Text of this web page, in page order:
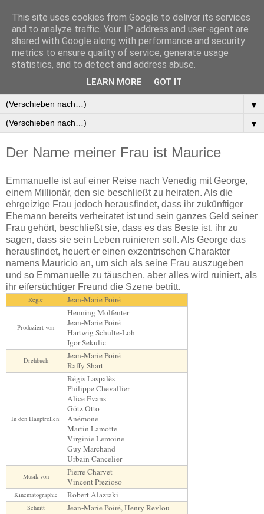
▼
▼
Der Name meiner Frau ist Maurice
Emmanuelle ist auf einer Reise nach Venedig mit George,
einem Millionär, den sie beschließt zu heiraten. Als die
ehrgeizige Frau jedoch herausfindet, dass ihr zukünftiger
Ehemann bereits verheiratet ist und sein ganzes Geld seiner
Frau gehört, beschließt sie, dass es das Beste ist, ihr zu
sagen, dass sie sein Leben ruinieren soll. Als George das
herausfindet, heuert er einen exzentrischen Charakter
namens Mauricio an, um sich als seine Frau auszugeben
und so Emmanuelle zu täuschen, aber alles wird ruiniert, als
ihr eifersüchtiger Freund die Szene betritt.
Regie Jean-Marie Poiré
Produziert von
Henning Molfenter
Jean-Marie Poiré
Hartwig Schulte-Loh
Igor Sekulic
Drehbuch
Jean-Marie Poiré
Raffy Shart
In den Hauptrollen:
Régis Laspalès
Philippe Chevallier
Alice Evans
Götz Otto
Anémone
Martin Lamotte
Virginie Lemoine
Guy Marchand
Urbain Cancelier
Musik von
Pierre Charvet
Vincent Prezioso
Kinematographie Robert Alazraki
Schnitt Jean-Marie Poiré, Henry Revlou
This site uses cookies from Google to deliver its services
and to analyze traffic. Your IP address and user-agent are
shared with Google along with performance and security
metrics to ensure quality of service, generate usage
statistics, and to detect and address abuse.
LEARN MORE GOT IT